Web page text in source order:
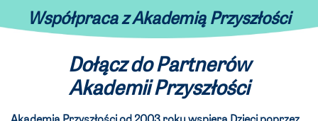
Współpraca z Akademią Przyszłości
Dołącz do Partnerów
Akademii Przyszłości